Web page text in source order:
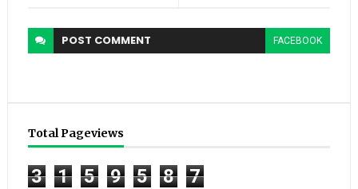
POST COMMENT FACEBOOK
Total Pageviews
3 1 5 9 5 8 7